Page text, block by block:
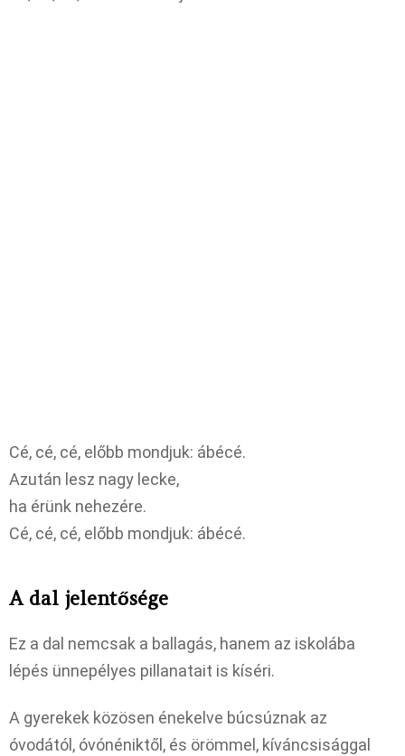
Cé, cé, cé, előbb mondjuk: ábécé.
Azután lesz nagy lecke,
ha érünk nehezére.
Cé, cé, cé, előbb mondjuk: ábécé.
A dal jelentősége
Ez a dal nemcsak a ballagás, hanem az iskolába
lépés ünnepélyes pillanatait is kíséri.
A gyerekek közösen énekelve búcsúznak az
óvodától, óvónéniktől, és örömmel, kíváncsisággal